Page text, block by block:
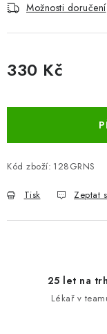
Možnosti doručení
330 Kč
Kód zboží: 128GRNS
Tisk Zeptat
25 let na
Lékař v